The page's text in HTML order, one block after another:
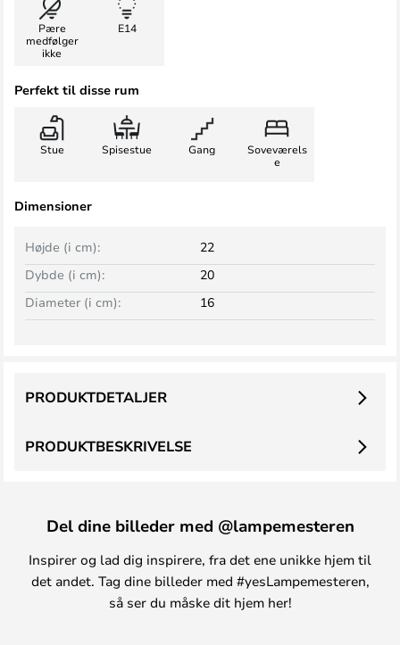
Pære
medfølger
ikke
E14
Perfekt til disse rum
Stue Spisestue Gang
Soveværels
e
Dimensioner
Højde (i cm):
22
Dybde (i cm):
20
Diameter (i cm):
16
PRODUKTBESKRIVELSE
PRODUKTDETALJER
Del dine billeder med @lampemesteren
Inspirer og lad dig inspirere, fra det ene unikke hjem til
det andet. Tag dine billeder med #yesLampemesteren,
så ser du måske dit hjem her!